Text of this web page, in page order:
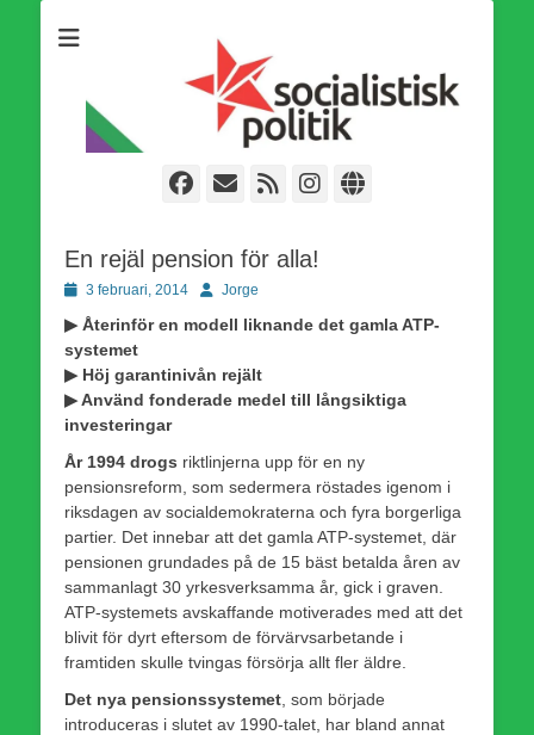
världsomfattande socialistiska Fjärde Internationalen och en viktig
tillgång i kampen för en socialistisk framtid!
Facebook
E-
Webbflöde
Instagram
Webbplats
En rejäl pension för alla!
Publicerad
3 februari, 2014 Författare
Jorge
▶ Återinför en modell liknande det gamla ATP-
systemet
▶ Höj garantinivån rejält
▶ Använd fonderade medel till långsiktiga
investeringar
År 1994 drogs riktlinjerna upp för en ny
pensionsreform, som sedermera röstades igenom i
riksdagen av socialdemokraterna och fyra borgerliga
partier. Det innebar att det gamla ATP-systemet, där
pensionen grundades på de 15 bäst betalda åren av
sammanlagt 30 yrkesverksamma år, gick i graven.
ATP-systemets avskaffande motiverades med att det
blivit för dyrt eftersom de förvärvsarbetande i
framtiden skulle tvingas försörja allt fler äldre.
Det nya pensionssystemet , som började
introduceras i slutet av 1990-talet, har bland annat